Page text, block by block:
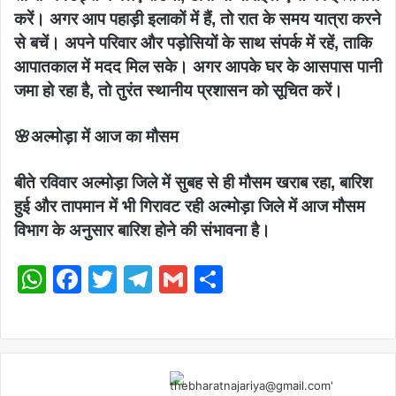
करें। अगर आप पहाड़ी इलाकों में हैं, तो रात के समय यात्रा करने
से बचें। अपने परिवार और पड़ोसियों के साथ संपर्क में रहें, ताकि
आपातकाल में मदद मिल सके। अगर आपके घर के आसपास पानी
जमा हो रहा है, तो तुरंत स्थानीय प्रशासन को सूचित करें।
🌸अल्मोड़ा में आज का मौसम
बीते रविवार अल्मोड़ा जिले में सुबह से ही मौसम खराब रहा, बारिश
हुई और तापमान में भी गिरावट रही अल्मोड़ा जिले में आज मौसम
विभाग के अनुसार बारिश होने की संभावना है।
WhatsApp
Facebook
Twitter
Telegram
Gmail